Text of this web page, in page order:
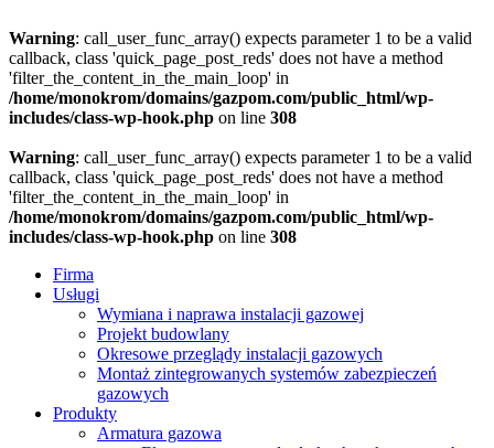
Warning: call_user_func_array() expects parameter 1 to be a valid
callback, class 'quick_page_post_reds' does not have a method
'filter_the_content_in_the_main_loop' in
/home/monokrom/domains/gazpom.com/public_html/wp-
includes/class-wp-hook.php on line 308
Warning: call_user_func_array() expects parameter 1 to be a valid
callback, class 'quick_page_post_reds' does not have a method
'filter_the_content_in_the_main_loop' in
/home/monokrom/domains/gazpom.com/public_html/wp-
includes/class-wp-hook.php on line 308
Firma
Usługi
Wymiana i naprawa instalacji gazowej
Projekt budowlany
Okresowe przeglądy instalacji gazowych
Montaż zintegrowanych systemów zabezpieczeń
gazowych
Produkty
Armatura gazowa